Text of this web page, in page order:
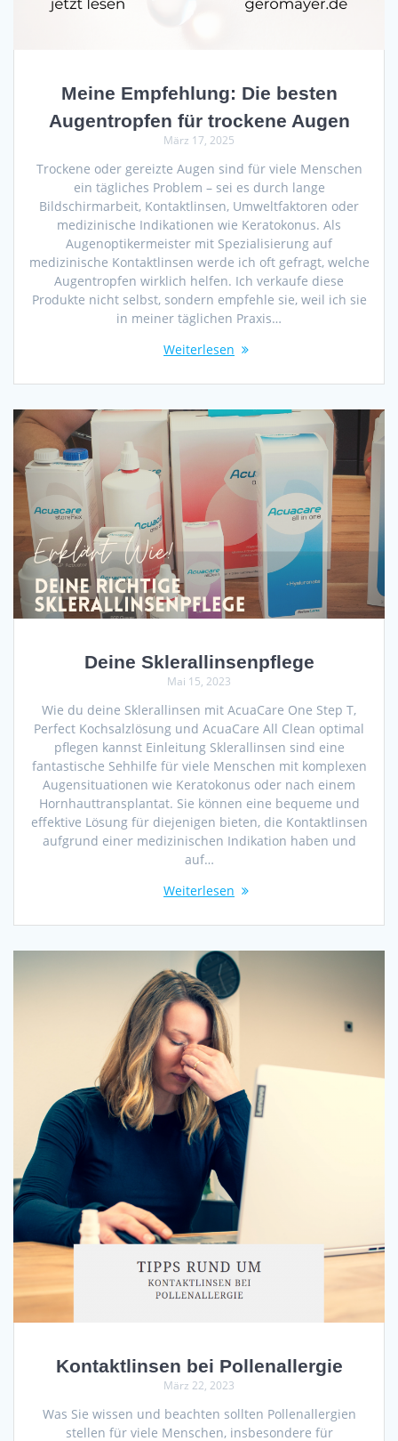
Meine Empfehlung: Die besten
Augentropfen für trockene Augen
März 17, 2025
Trockene oder gereizte Augen sind für viele Menschen
ein tägliches Problem – sei es durch lange
Bildschirmarbeit, Kontaktlinsen, Umweltfaktoren oder
medizinische Indikationen wie Keratokonus. Als
Augenoptikermeister mit Spezialisierung auf
medizinische Kontaktlinsen werde ich oft gefragt, welche
Augentropfen wirklich helfen. Ich verkaufe diese
Produkte nicht selbst, sondern empfehle sie, weil ich sie
in meiner täglichen Praxis…
Weiterlesen
Deine Sklerallinsenpflege
Mai 15, 2023
Wie du deine Sklerallinsen mit AcuaCare One Step T,
Perfect Kochsalzlösung und AcuaCare All Clean optimal
pflegen kannst Einleitung Sklerallinsen sind eine
fantastische Sehhilfe für viele Menschen mit komplexen
Augensituationen wie Keratokonus oder nach einem
Hornhauttransplantat. Sie können eine bequeme und
effektive Lösung für diejenigen bieten, die Kontaktlinsen
aufgrund einer medizinischen Indikation haben und
auf…
Weiterlesen
Kontaktlinsen bei Pollenallergie
März 22, 2023
Was Sie wissen und beachten sollten Pollenallergien
stellen für viele Menschen, insbesondere für